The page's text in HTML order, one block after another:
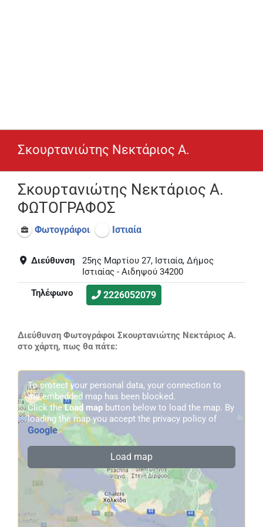
Σκουρτανιώτης Νεκτάριος Α.
Σκουρτανιώτης Νεκτάριος Α.
ΦΩΤΟΓΡΑΦΟΣ
Φωτογράφοι Ιστιαία
Διεύθυνση
25ης Μαρτίου 27, Ιστιαία, Δήμος
Ιστιαίας - Αιδηψού 34200
Τηλέφωνο
2226052079
Διεύθυνση Φωτογράφοι Σκουρτανιώτης Νεκτάριος Α.
στο χάρτη, πως θα πάτε:
To protect your personal data, your connection to
the embedded map has been blocked.
Click theLoad map button below to load the map. By
loading the map you accept the privacy policy of
Google.
Load map